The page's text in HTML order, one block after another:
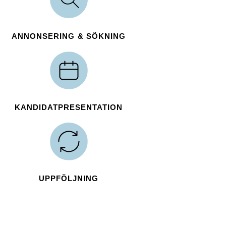
ANNONSERING & SÖKNING
KANDIDATPRESENTATION
UPPFÖLJNING